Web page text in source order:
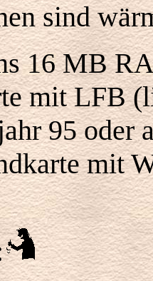
sind
16 MB
mit LFB
95 oder
mit